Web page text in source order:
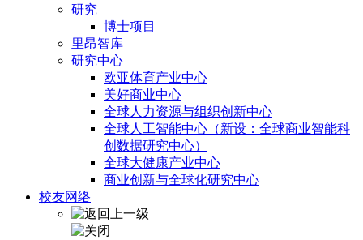
研究
博士项目
里昂智库
研究中心
欧亚体育产业中心
美好商业中心
全球人力资源与组织创新中心
全球人工智能中心（新设：全球商业智能科
创数据研究中心）
全球大健康产业中心
商业创新与全球化研究中心
校友网络